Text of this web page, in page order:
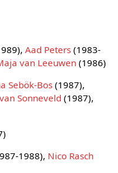
Aad Peters(1983-
van Leeuwen(1986)
Sebök-Bos(1987),
Sonneveld (1987),
1988), Nico Rasch